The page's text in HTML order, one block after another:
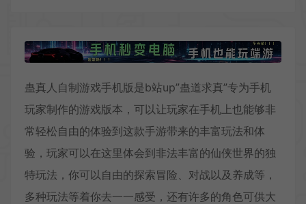
蛊真人自制游戏手机版是b站up”蛊道求真”专为手机
玩家制作的游戏版本，可以让玩家在手机上也能够非
常轻松自由的体验到这款手游带来的丰富玩法和体
验，玩家可以在这里体会到非法丰富的仙侠世界的独
特玩法，你可以自由的探索冒险、对战以及养成等，
多种玩法等着你去一一感受，还有许多的角色可供大